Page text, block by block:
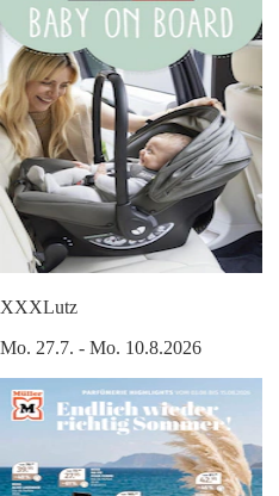
XXXLutz
Mo. 27.7. - Mo. 10.8.2026